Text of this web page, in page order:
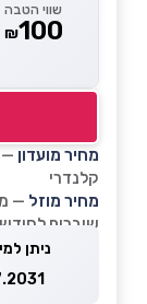
שווי הטבה
₪100
מחיר מועדון
קלנדרי
מחיר מוזל
שוברים
ניתן